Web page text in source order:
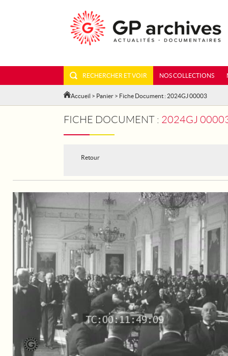
RECHERCHER ET VOIR NOS COLLECTIONS
Accueil > Panier > Fiche Document : 2024GJ 00003
FICHE DOCUMENT : 2024GJ 00003 -
Retour